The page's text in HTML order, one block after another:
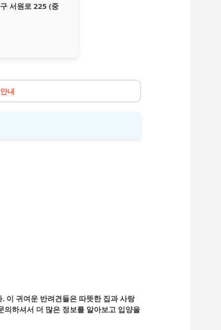
서원로 225 (중
내
이 귀여운 반려견들은 따뜻한 집과 사랑
하셔서 더 많은 정보를 알아보고 입양을